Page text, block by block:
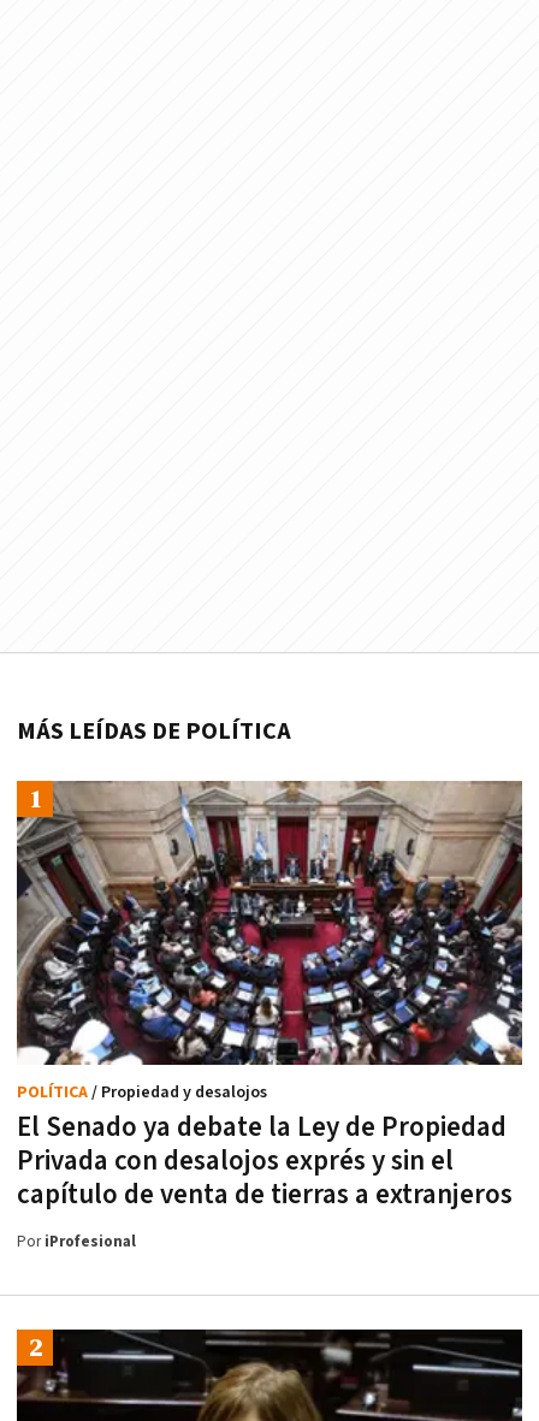
MÁS LEÍDAS DE POLÍTICA
El Senado ya debate la Ley de Propiedad
Privada con desalojos exprés y sin el
capítulo de venta de tierras a extranjeros
POLÍTICA/ Propiedad y desalojos
PoriProfesional